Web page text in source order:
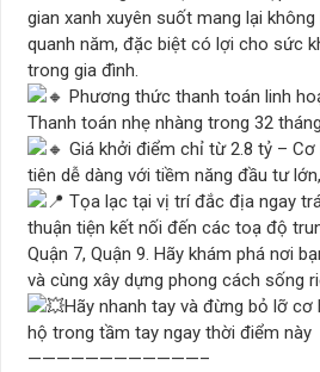
gian xanh xuyên suốt mang lại
quanh năm, đặc biệt có lợi cho sức
trong gia đình.
Phương thức thanh toán linh
Thanh toán nhẹ nhàng trong 32 tháng.
Giá khởi điểm chỉ từ 2.8 tỷ –
tiên dễ dàng với tiềm năng đầu tư
Tọa lạc tại vị trí đắc địa ngay
thuận tiện kết nối đến các toạ độ
Quận 7, Quận 9. Hãy khám phá nơi
và cùng xây dựng phong cách sống
Hãy nhanh tay và đừng bỏ lỡ
hộ trong tầm tay ngay thời điểm này
————————————–